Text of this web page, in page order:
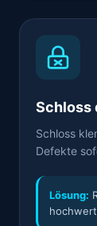
Schloss
Schloss
Defekte
Lösung: